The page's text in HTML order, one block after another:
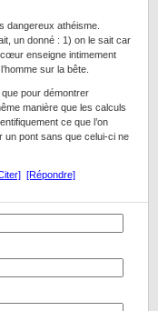
dangereux athéisme.
un donné : 1) on le sait car
enseigne intimement
sur la bête.
pour démontrer
manière que les calculs
ce que l’on
un pont sans que celui-ci ne
[Répondre]